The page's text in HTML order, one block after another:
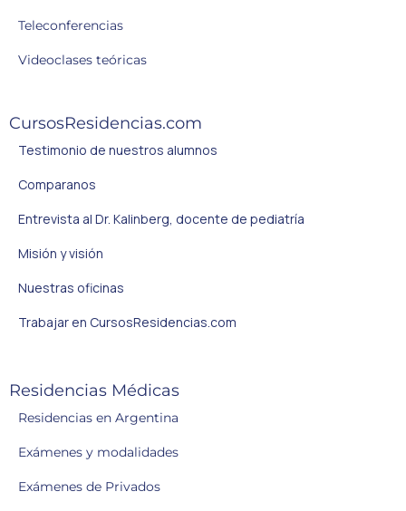
Teleconferencias
Videoclases teóricas
CursosResidencias.com
Testimonio de nuestros alumnos
Comparanos
Entrevista al Dr. Kalinberg, docente de pediatría
Misión y visión
Nuestras oficinas
Trabajar en CursosResidencias.com
Residencias Médicas
Residencias en Argentina
Exámenes y modalidades
Exámenes de Privados